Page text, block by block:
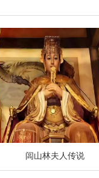
闾山林夫人传说